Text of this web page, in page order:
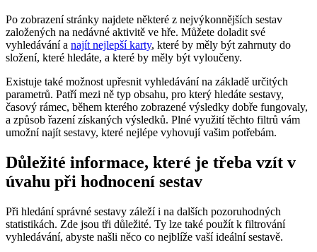
Po zobrazení stránky najdete některé z nejvýkonnějších sestav
založených na nedávné aktivitě ve hře. Můžete doladit své
vyhledávání a najít nejlepší karty, které by měly být zahrnuty do
složení, které hledáte, a které by měly být vyloučeny.
Existuje také možnost upřesnit vyhledávání na základě určitých
parametrů. Patří mezi ně typ obsahu, pro který hledáte sestavy,
časový rámec, během kterého zobrazené výsledky dobře fungovaly,
a způsob řazení získaných výsledků. Plné využití těchto filtrů vám
umožní najít sestavy, které nejlépe vyhovují vašim potřebám.
Důležité informace, které je třeba vzít v
úvahu při hodnocení sestav
Při hledání správné sestavy záleží i na dalších pozoruhodných
statistikách. Zde jsou tři důležité. Ty lze také použít k filtrování
vyhledávání, abyste našli něco co nejblíže vaší ideální sestavě.